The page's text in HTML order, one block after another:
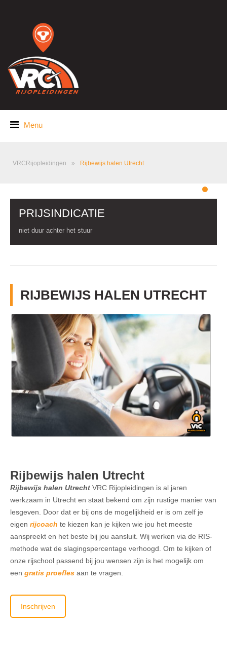
Menu
VRCRijopleidingen » Rijbewijs halen Utrecht
PRIJSINDICATIE
niet duur achter het stuur
RIJBEWIJS HALEN UTRECHT
Rijbewijs halen Utrecht
Rijbewijs halen Utrecht VRC Rijopleidingen is al jaren
werkzaam in Utrecht en staat bekend om zijn rustige manier van
lesgeven. Door dat er bij ons de mogelijkheid er is om zelf je
eigen rijcoach te kiezen kan je kijken wie jou het meeste
aanspreekt en het beste bij jou aansluit. Wij werken via de RIS-
methode wat de slagingspercentage verhoogd. Om te kijken of
onze rijschool passend bij jou wensen zijn is het mogelijk om
een gratis proefles aan te vragen.
Inschrijven